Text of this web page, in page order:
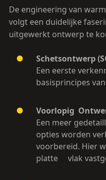
De engineering van
volgt een duidelijke
uitgewerkt ontwerp te
Schetsontwerp
Een eerste
basisprincipes
Voorlopig
Een meer
opties worden
voorbereid. Hier
platte vlak